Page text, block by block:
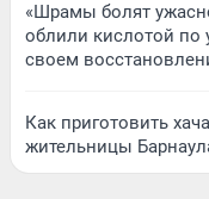
«Шрамы болят
облили кислотой по
своем
Как приготовить
жительницы